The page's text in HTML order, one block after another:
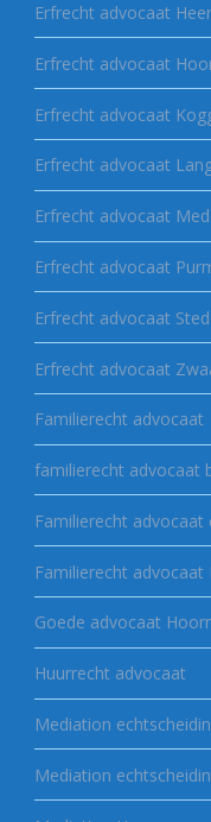
Erfrecht advocaat
Erfrecht advocaat
Erfrecht advocaat
Erfrecht advocaat
Erfrecht advocaat
Erfrecht advocaat
Erfrecht advocaat
Erfrecht advocaat
Familierecht advocaat
familierecht advocaat
Familierecht
Familierecht advocaat
Goede advocaat
Huurrecht advocaat
Mediation
Mediation